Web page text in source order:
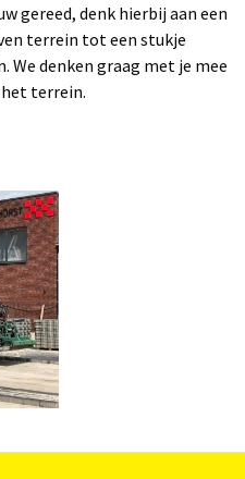
gereed, denk hierbij aan een
terrein tot een stukje
denken graag met je mee
terrein.